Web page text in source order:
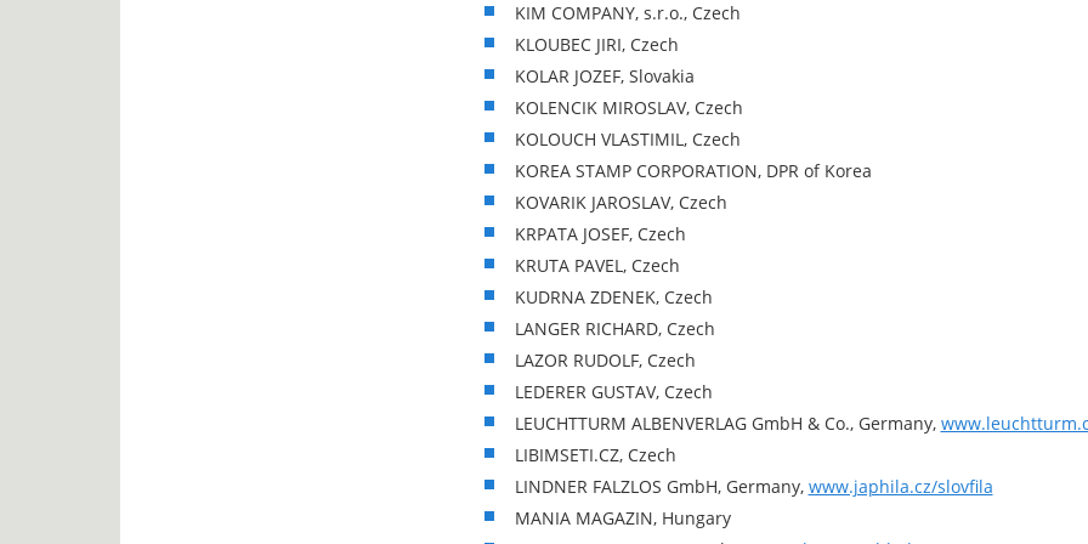
KIM COMPANY, s.r.o., Czech
KLOUBEC JIRI, Czech
KOLAR JOZEF, Slovakia
KOLENCIK MIROSLAV, Czech
KOLOUCH VLASTIMIL, Czech
KOREA STAMP CORPORATION, DPR of Korea
KOVARIK JAROSLAV, Czech
KRPATA JOSEF, Czech
KRUTA PAVEL, Czech
KUDRNA ZDENEK, Czech
LANGER RICHARD, Czech
LAZOR RUDOLF, Czech
LEDERER GUSTAV, Czech
LEUCHTTURM ALBENVERLAG GmbH & Co., Germany,
LIBIMSETI.CZ, Czech
LINDNER FALZLOS GmbH, Germany, www.japhila.cz/slovfila
MANIA MAGAZIN, Hungary